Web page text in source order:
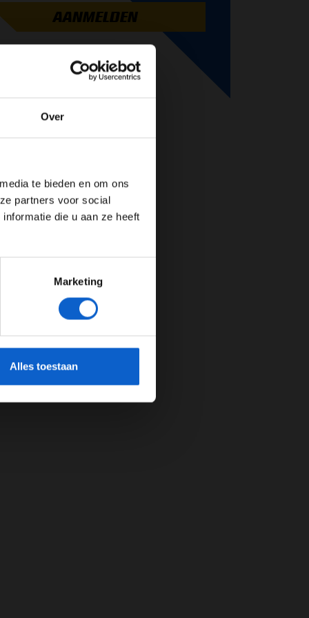
Over
te bieden en om ons
partners voor social
die u aan ze heeft
Marketing
Alles toestaan
AANMELDEN